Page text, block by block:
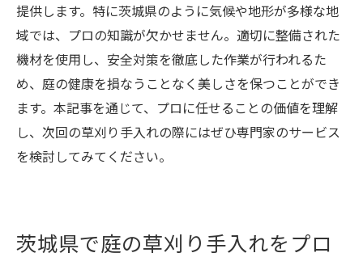
提供します。特に茨城県のように気候や地形が多様な地
域では、プロの知識が欠かせません。適切に整備された
機材を使用し、安全対策を徹底した作業が行われるた
め、庭の健康を損なうことなく美しさを保つことができ
ます。本記事を通じて、プロに任せることの価値を理解
し、次回の草刈り手入れの際にはぜひ専門家のサービス
を検討してみてください。
茨城県で庭の草刈り手入れをプロ